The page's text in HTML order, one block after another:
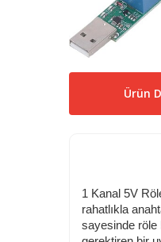
Ürün
1 Kanal 5V
rahatlıkla
sayesinde röle